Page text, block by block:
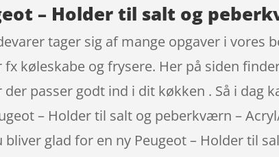
– Holder til salt og
tager sig af mange opgaver i vores
fx køleskabe og frysere. Her på siden
der passer godt ind i dit køkken . Så i
– Holder til salt og peberkværn –
bliver glad for en ny Peugeot – Holder til